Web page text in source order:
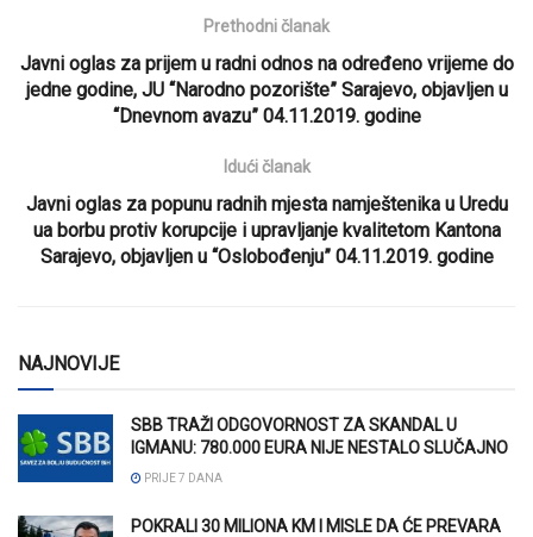
Prethodni članak
Javni oglas za prijem u radni odnos na određeno vrijeme do
jedne godine, JU “Narodno pozorište” Sarajevo, objavljen u
“Dnevnom avazu” 04.11.2019. godine
Idući članak
Javni oglas za popunu radnih mjesta namještenika u Uredu
ua borbu protiv korupcije i upravljanje kvalitetom Kantona
Sarajevo, objavljen u “Oslobođenju” 04.11.2019. godine
NAJNOVIJE
SBB TRAŽI ODGOVORNOST ZA SKANDAL U
IGMANU: 780.000 EURA NIJE NESTALO SLUČAJNO
PRIJE 7 DANA
POKRALI 30 MILIONA KM I MISLE DA ĆE PREVARA